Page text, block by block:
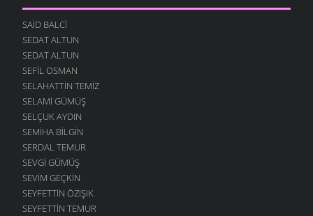
SAID BALCI
SEDAT ALTUN
SEDAT ALTUN
SEFIL OSMAN
SELAHATTIN TEMIZ
SELAMI GÜMÜŞ
SELÇUK AYDIN
SEMIHA BILGIN
SERDAL TEMUR
SEVGI GÜMÜŞ
SEVIM GEÇKIN
SEYFETTIN ÖZIŞIK
SEYFETTIN TEMUR